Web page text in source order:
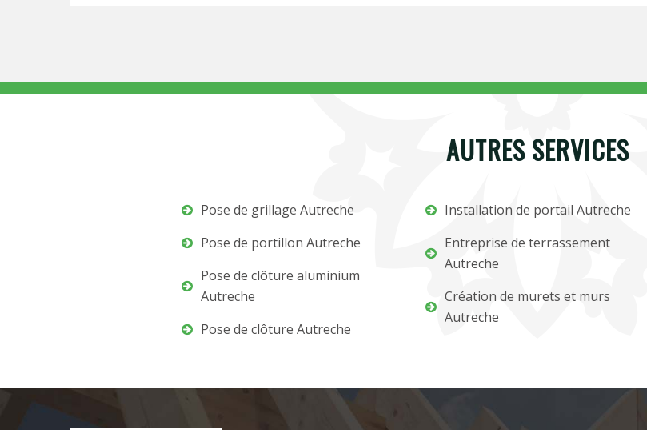
AUTRES SERVICES
Pose de grillage Autreche
Pose de portillon Autreche
Pose de clôture aluminium
Autreche
Pose de clôture Autreche
Installation de portail Autreche
Entreprise de terrassement
Autreche
Création de murets et murs
Autreche